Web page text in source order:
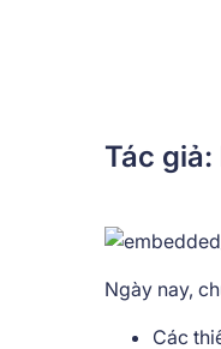
Tác
Ngày nay,
Các